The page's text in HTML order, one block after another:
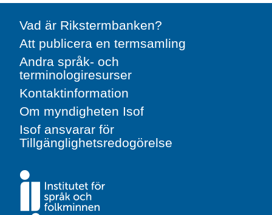
Vad är Rikstermbanken?
Att publicera en termsamling
Andra språk- och
terminologiresurser
Kontaktinformation
Om myndigheten Isof
Isof ansvarar för
Tillgänglighetsredogörelse